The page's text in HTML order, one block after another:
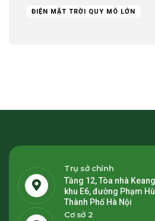
ĐIỆN MẶT TRỜI QUY MÔ LỚN
Trụ sở chính
Tầng 12, Tòa nhà
khu E6, đường Phạm
Thành Phố Hà Nội
Cơ sở 2